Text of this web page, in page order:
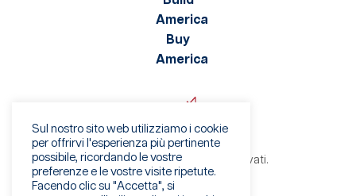
©2026 Viaflex. Tutti i diritti riservati.
Informativa sulla privacy
Sul nostro sito web utilizziamo i cookie
per offrirvi l'esperienza più pertinente
possibile, ricordando le vostre
preferenze e le vostre visite ripetute.
Facendo clic su "Accetta", si